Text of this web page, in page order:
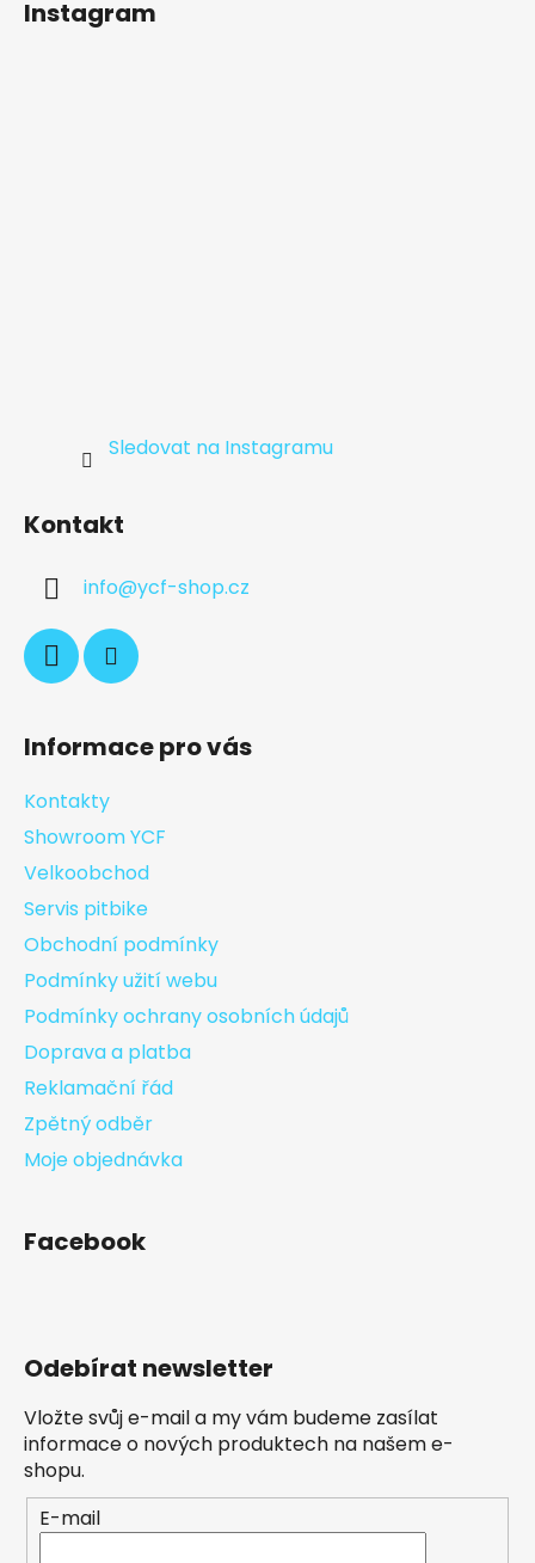
Instagram
Sledovat na Instagramu
Kontakt
info@ycf-shop.cz
Informace pro vás
Kontakty
Showroom YCF
Velkoobchod
Servis pitbike
Obchodní podmínky
Podmínky užití webu
Podmínky ochrany osobních údajů
Doprava a platba
Reklamační řád
Zpětný odběr
Moje objednávka
Facebook
Odebírat newsletter
Vložte svůj e-mail a my vám budeme zasílat
informace o nových produktech na našem e-
shopu.
E-mail